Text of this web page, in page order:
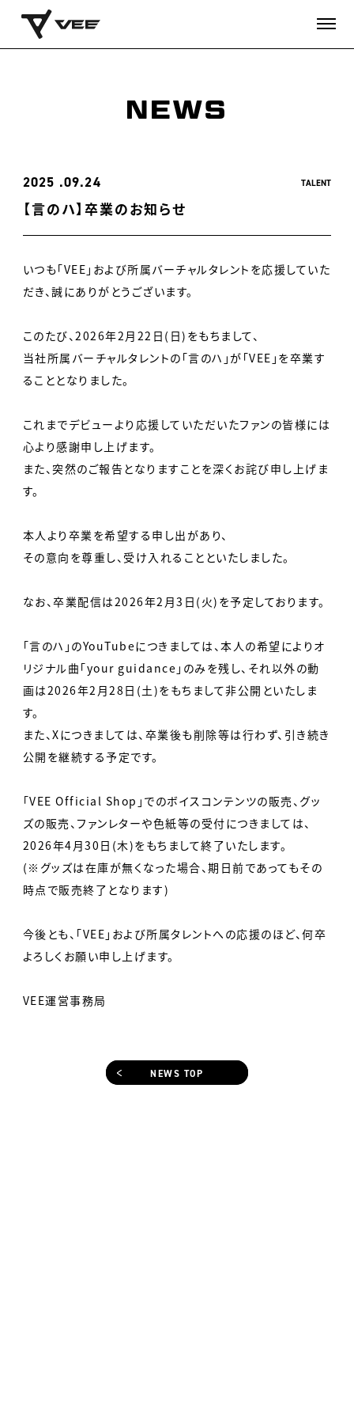
NEWS
2025 09.24 TALENT
【言のハ】卒業のお知らせ
いつも「VEE」および所属バーチャルタレントを応援していた
だき、誠にありがとうございます。
このたび、2026年2月22日(日)をもちまして、
当社所属バーチャルタレントの「言のハ」が「VEE」を卒業す
ることとなりました。
これまでデビューより応援していただいたファンの皆様には
心より感謝申し上げます。
また、突然のご報告となりますことを深くお詫び申し上げま
す。
本人より卒業を希望する申し出があり、
その意向を尊重し、受け入れることといたしました。
なお、卒業配信は2026年2月3日(火)を予定しております。
「言のハ」のYouTubeにつきましては、本人の希望によりオ
リジナル曲「your guidance」のみを残し、それ以外の動
画は2026年2月28日(土)をもちまして非公開といたしま
す。
また、Xにつきましては、卒業後も削除等は行わず、引き続き
公開を継続する予定です。
「VEE Official Shop」でのボイスコンテンツの販売、グッ
ズの販売、ファンレターや色紙等の受付につきましては、
2026年4月30日(木)をもちまして終了いたします。
(※グッズは在庫が無くなった場合、期日前であってもその
時点で販売終了となります)
今後とも、「VEE」および所属タレントへの応援のほど、何卒
よろしくお願い申し上げます。
VEE運営事務局
NEWS TOP